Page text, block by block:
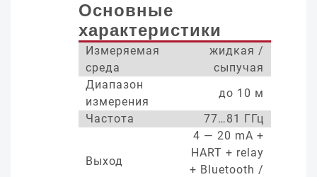
Основные
характеристики
Измеряемая
среда
жидкая /
сыпучая
Диапазон
измерения
до 10 м
Частота
77…81 ГГц
Выход
4 — 20 mA +
HART + relay
+ Bluetooth /